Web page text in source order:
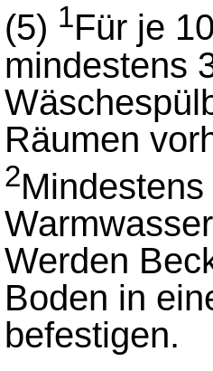
(5) 1Für je
mindestens
Räumen
2
Werden
Boden in
befestigen.